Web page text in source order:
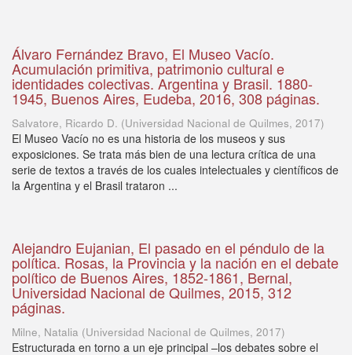
Álvaro Fernández Bravo, El Museo Vacío.
Acumulación primitiva, patrimonio cultural e
identidades colectivas. Argentina y Brasil. 1880-
1945, Buenos Aires, Eudeba, 2016, 308 páginas.
Salvatore, Ricardo D. (Universidad Nacional de Quilmes, 2017)
El Museo Vacío no es una historia de los museos y sus
exposiciones. Se trata más bien de una lectura crítica de una
serie de textos a través de los cuales intelectuales y científicos de
la Argentina y el Brasil trataron ...
Alejandro Eujanian, El pasado en el péndulo de la
política. Rosas, la Provincia y la nación en el debate
político de Buenos Aires, 1852-1861, Bernal,
Universidad Nacional de Quilmes, 2015, 312
páginas.
Milne, Natalia (Universidad Nacional de Quilmes, 2017)
Estructurada en torno a un eje principal –los debates sobre el